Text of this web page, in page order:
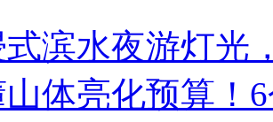
滨水夜游灯光
体亮化预算！